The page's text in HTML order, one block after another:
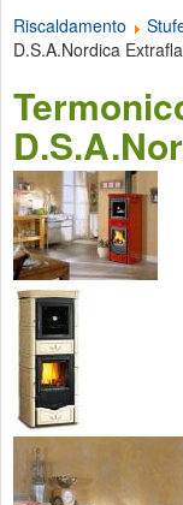
Riscaldamento
D.S.A.Nordica